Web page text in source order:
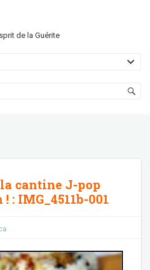
de la Guérite
cantine J-pop
! : IMG_4511b-001